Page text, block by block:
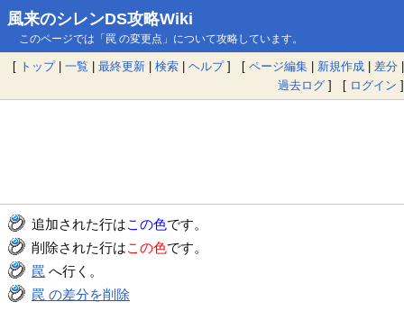
風来のシレンDS攻略Wiki
このページでは「罠 の変更点」について攻略しています。
[ トップ| 一覧 | 最終更新 | 検索 | ヘルプ] [ ページ編集 | 新規作成 | 差分 |
過去ログ ] [ ログイン ]
追加された行はこの色です。
削除された行はこの色です。
罠 へ行く。
罠 の差分を削除